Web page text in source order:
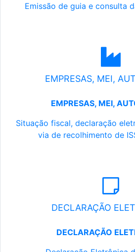
Emissão de guia e consulta
EMPRESAS, MEI,
EMPRESAS, MEI,
Situação fiscal, declaração
via de recolhimento de
DECLARAÇÃO
DECLARAÇÃO